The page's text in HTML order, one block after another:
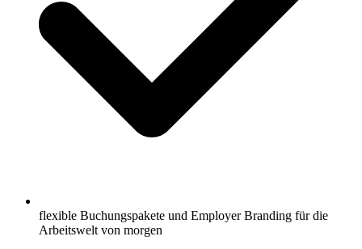
flexible Buchungspakete und Employer Branding für die
Arbeitswelt von morgen